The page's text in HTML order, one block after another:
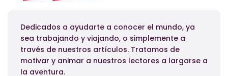
Dedicados a ayudarte a conocer el mundo, ya
sea trabajando y viajando, o simplemente a
través de nuestros artículos. Tratamos de
motivar y animar a nuestros lectores a largarse a
la aventura.